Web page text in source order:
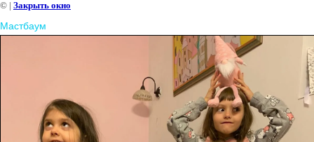
© | Закрыть окно
Мастбаум